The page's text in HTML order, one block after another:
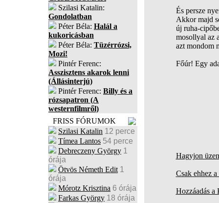
Szilasi Katalin:
Gondolatban
Péter Béla: Halál a
kukoricásban
Péter Béla: Tüzérrózsi,
Mozi!
Pintér Ferenc:
Asszisztens akarok lenni
(Állásinterjú)
Pintér Ferenc: Billy és a
rózsapatron (A
westernfilmről)
FRISS FÓRUMOK
Szilasi Katalin 12 perce
Tímea Lantos 54 perce
Debreczeny György 1
órája
Ötvös Németh Edit 1
órája
Mórotz Krisztina 6 órája
Farkas György 18 órája
És persze
Akkor majd
új ruha-
mosollyal az
azt mondom
Főúr! Egy
Hagyjon
Csak ehhez
Hozzáadás